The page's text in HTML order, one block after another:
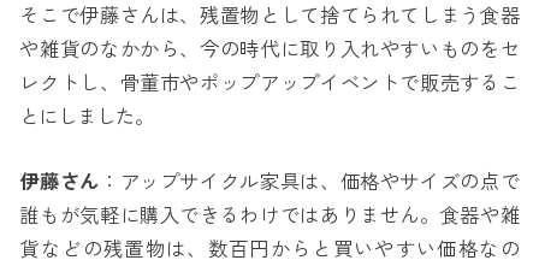
そこで伊藤さんは、残置物として捨てられてしまう食器
や雑貨のなかから、今の時代に取り入れやすいものをセ
レクトし、骨董市やポップアップイベントで販売するこ
とにしました。
伊藤さん ：アップサイクル家具は、価格やサイズの点で
誰もが気軽に購入できるわけではありません。食器や雑
貨などの残置物は、数百円からと買いやすい価格なの